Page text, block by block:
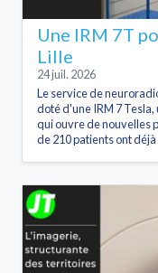
Une IRM 7T
Lille
24 juil. 2026
Le service de
doté d'une IRM 7
qui ouvre de nouvelles
de 210 patients ont